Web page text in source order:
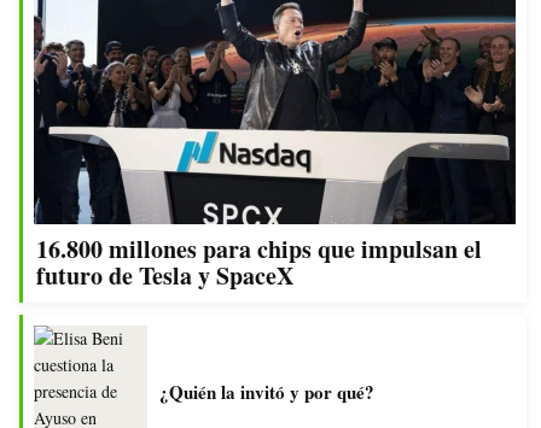
16.800 millones para chips que impulsan el
futuro de Tesla y SpaceX
¿Quién la invitó y por qué?